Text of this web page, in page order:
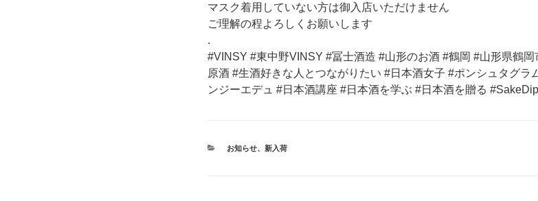
マスク着用していない方は御入店いただけません
ご理解の程よろしくお願いします
.
#VINSY #東中野VINSY #冨士酒造 #山形のお酒 #鶴岡 #山形県鶴
原酒 #生酒好きな人とつながりたい #日本酒女子 #ポンシュタグラ
ンジーエデュ #日本酒講座 #日本酒を学ぶ #日本酒を贈る
カ
お知らせ、 新入荷